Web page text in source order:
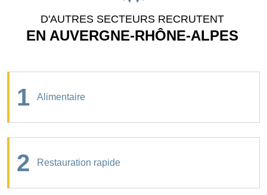
D'AUTRES SECTEURS RECRUTENT
EN AUVERGNE-RHÔNE-ALPES
1 Alimentaire
2 Restauration rapide